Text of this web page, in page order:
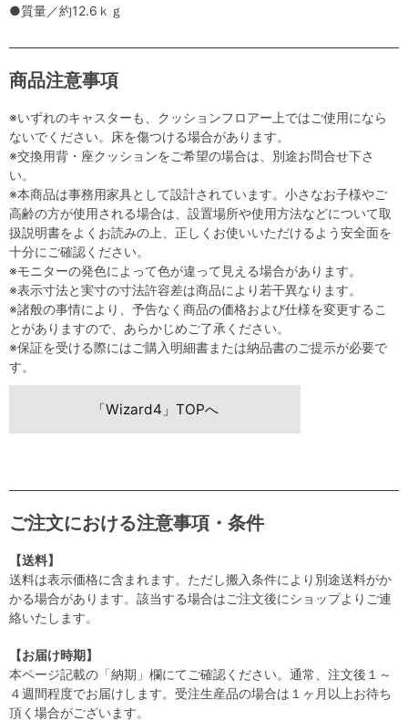
●質量／約12.6ｋｇ
商品注意事項
※いずれのキャスターも、クッションフロアー上ではご使用になら
ないでください。床を傷つける場合があります。
※交換用背・座クッションをご希望の場合は、別途お問合せ下さ
い。
※本商品は事務用家具として設計されています。小さなお子様やご
高齢の方が使用される場合は、設置場所や使用方法などについて取
扱説明書をよくお読みの上、正しくお使いいただけるよう安全面を
十分にご確認ください。
※モニターの発色によって色が違って見える場合があります。
※表示寸法と実寸の寸法許容差は商品により若干異なります。
※諸般の事情により、予告なく商品の価格および仕様を変更するこ
とがありますので、あらかじめご了承ください。
※保証を受ける際にはご購入明細書または納品書のご提示が必要で
す。
「Wizard4」TOPへ
ご注文における注意事項・条件
【送料】
送料は表示価格に含まれます。ただし搬入条件により別途送料がか
かる場合があります。該当する場合はご注文後にショップよりご連
絡いたします。
【お届け時期】
本ページ記載の「納期」欄にてご確認ください。通常、注文後１～
４週間程度でお届けします。受注生産品の場合は１ヶ月以上お待ち
頂く場合がございます。